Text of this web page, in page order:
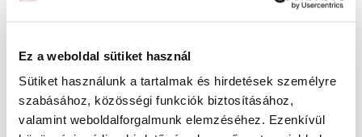
Ez a weboldal sütiket használ
Sütiket használunk a tartalmak és hirdetések személyre
szabásához, közösségi funkciók biztosításához,
valamint weboldalforgalmunk elemzéséhez. Ezenkívül
minden rezdülést figyel: méri a pisztolytávolságot,
De a virtuális tér csak az előszoba: a tréning 60%-
a hús-vér gyakorlat volt. Ott kellett lenni a
festőgépek mellett, látni, melyik technológiához
melyik berendezés passzol, és végül egy